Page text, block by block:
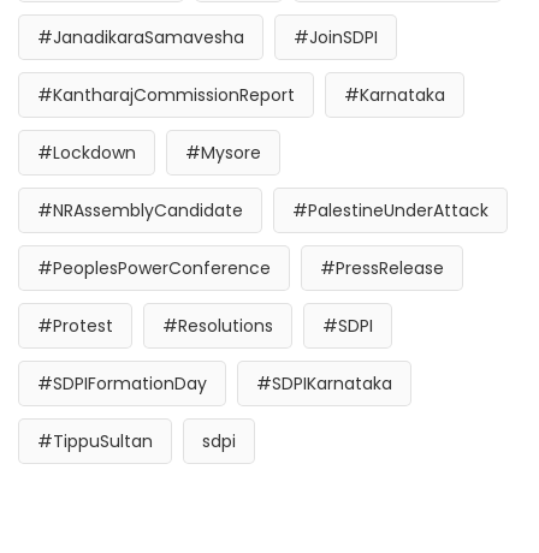
#JanadikaraSamavesha #JoinSDPI
#KantharajCommissionReport #Karnataka
#Lockdown #Mysore
#NRAssemblyCandidate #PalestineUnderAttack
#PeoplesPowerConference #PressRelease
#Protest #Resolutions #SDPI
#SDPIFormationDay #SDPIKarnataka
#TippuSultan sdpi